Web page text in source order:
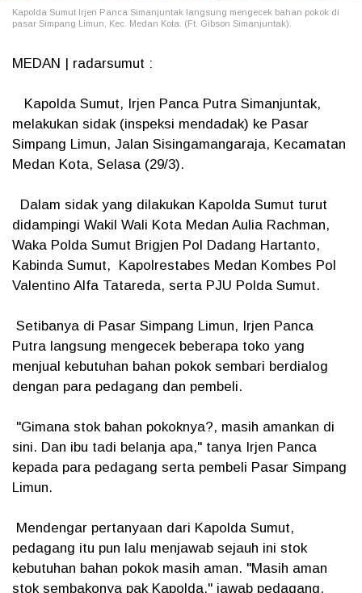
Kapolda Sumut Irjen Panca Simanjuntak langsung mengecek bahan pokok di
pasar Simpang Limun, Kec. Medan Kota. (Ft. Gibson Simanjuntak).
MEDAN | radarsumut :
Kapolda Sumut, Irjen Panca Putra Simanjuntak,
melakukan sidak (inspeksi mendadak) ke Pasar
Simpang Limun, Jalan Sisingamangaraja, Kecamatan
Medan Kota, Selasa (29/3).
Dalam sidak yang dilakukan Kapolda Sumut turut
didampingi Wakil Wali Kota Medan Aulia Rachman,
Waka Polda Sumut Brigjen Pol Dadang Hartanto,
Kabinda Sumut, Kapolrestabes Medan Kombes Pol
Valentino Alfa Tatareda, serta PJU Polda Sumut.
Setibanya di Pasar Simpang Limun, Irjen Panca
Putra langsung mengecek beberapa toko yang
menjual kebutuhan bahan pokok sembari berdialog
dengan para pedagang dan pembeli.
"Gimana stok bahan pokoknya?, masih amankan di
sini. Dan ibu tadi belanja apa," tanya Irjen Panca
kepada para pedagang serta pembeli Pasar Simpang
Limun.
Mendengar pertanyaan dari Kapolda Sumut,
pedagang itu pun lalu menjawab sejauh ini stok
kebutuhan bahan pokok masih aman. "Masih aman
stok sembakonya pak Kapolda," jawab pedagang.